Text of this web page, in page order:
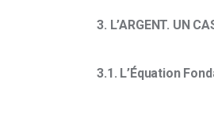
3. L’ARGENT. UN
3.1. L’Équation